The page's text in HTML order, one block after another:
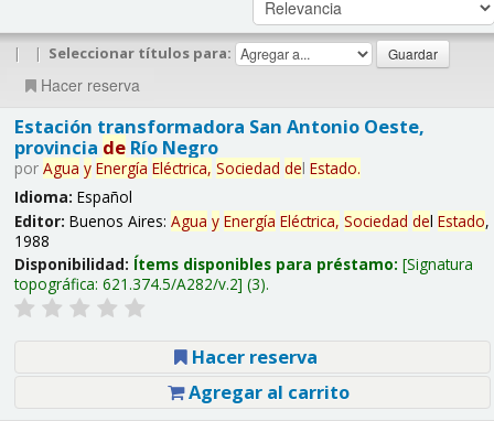
| | Seleccionar títulos para:
Hacer reserva
Estación transformadora San Antonio Oeste,
provincia deRío Negro
por Agua y Energía Eléctrica, Sociedad del Estado.
Idioma: Español
Editor: Buenos Aires: Agua y Energía Eléctrica, Sociedad del Estado,
1988
Disponibilidad: Ítems disponibles para préstamo: Signatura
topográfica: 621.374.5/A282/v.2 (3).
Hacer reserva
Agregar al carrito